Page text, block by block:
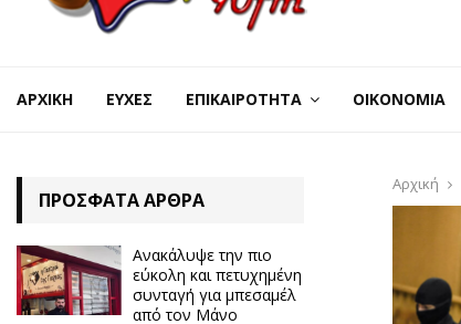
ΑΡΧΙΚΉ ΕΥΧΈΣ ΕΠΙΚΑΙΡΌΤΗΤΑ ΟΙΚΟΝΟΜΊΑ
Αρχική
ΠΡΌΣΦΑΤΑ ΆΡΘΡΑ
Ανακάλυψε την πιο
εύκολη και πετυχημένη
συνταγή για μπεσαμέλ
από τον Μάνο